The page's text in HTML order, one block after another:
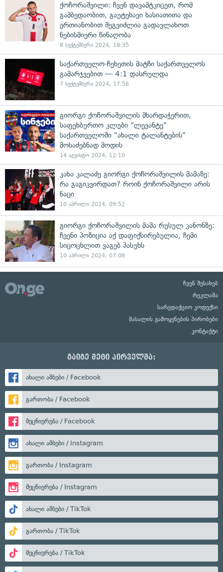
ქოჩორაშვილი: ჩვენ დავამტკიცეთ, რომ
გამბედაობით, გაუტეხავი ხასიათითა და
ერთიანობით შეგვიძლია გადავლახოთ
ნებისმიერი წინაღობა
8 სექტემბერი 2024, 18:35
საქართველო-ჩეხეთის მატჩი საქართველოს
გამარჯვებით — 4:1 დასრულდა
7 სექტემბერი 2024, 17:56
გიორგი ქოჩორაშვილის მხარდაჭერით,
საფეხბურთო კლუბი "ლევანტე"
საქართველოში "ახალი ტალანტების"
მოსაძებნად მოდის
14 აგვისტო 2024, 12:10
კახა კალაძე გიორგი ქოჩორაშვილის მამაზე:
რა გაგიკვირდათ? როინ ქოჩორაშვილი არის
ნაცი
10 აპრილი 2024, 09:52
გიორგი ქოჩორაშვილის მამა რუსულ კანონზე:
ჩვენი პოზიცია აქ დაფიქსირებულია, ჩემი
სიცოცხლით ვაგებ პასუხს
10 აპრილი 2024, 07:08
ჩვენ შესახებ
რეკლამა
სარედაქციო კოდექსი
მასალის გამოყენების პირობები
კონტაქტი
გაიგე მეტი პირველმა:
ახალი ამბები / Facebook
გართობა / Facebook
მეცნიერება / Facebook
ახალი ამბები / Instagram
გართობა / Instagram
მეცნიერება / Instagram
ახალი ამბები / TikTok
გართობა / TikTok
მეცნიერება / TikTok